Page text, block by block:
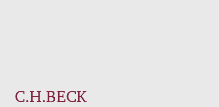
C.H.BECK